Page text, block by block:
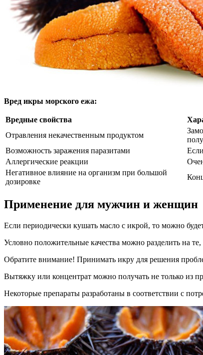
Вред икры морского ежа:
Вредные свойства
Отравления некачественным продуктом
Возможность заражения паразитами
Аллергические реакции
Негативное влияние на организм при большой
дозировке
Применение для мужчин и женщин
Если периодически кушать масло с икрой, то можно
Условно положительные качества можно разделить на
Обратите внимание! Принимать икру для решения
Вытяжку или концентрат можно получать не только из
Некоторые препараты разработаны в соответствии с